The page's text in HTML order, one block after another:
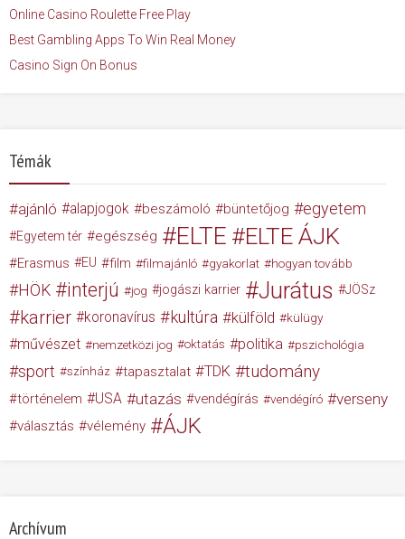
Online Casino Roulette Free Play
Best Gambling Apps To Win Real Money
Casino Sign On Bonus
Témák
ajánló alapjogok beszámoló büntetőjog egyetem
Egyetem tér egészség ELTE ELTE ÁJK
Erasmus EU film filmajánló gyakorlat hogyan tovább
HÖK interjú jog jogászi karrier Jurátus JÖSz
karrier koronavírus kultúra külföld külügy
művészet nemzetközi jog oktatás politika pszichológia
sport színház tapasztalat TDK tudomány
történelem USA utazás vendégírás vendégíró verseny
választás vélemény ÁJK
Archívum